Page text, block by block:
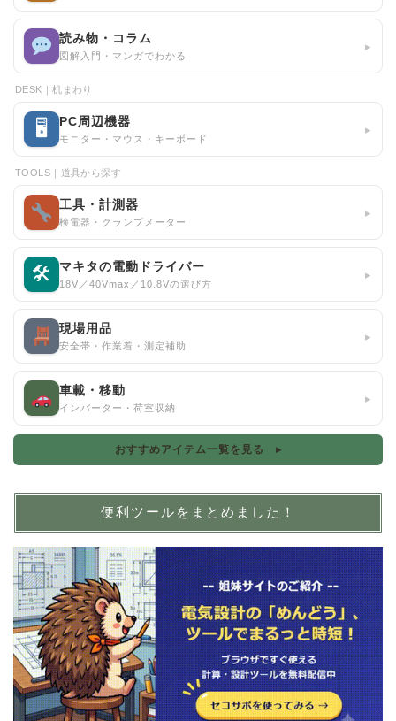
読み物・コラム
図解入門・マンガでわかる
▸
DESK｜机まわり
🖥 PC周辺機器
モニター・マウス・キーボード
▸
TOOLS｜道具から探す
工具・計測器
検電器・クランプメーター
▸
🛠 マキタの電動ドライバー
18V／40Vmax／10.8Vの選び方
▸
現場用品
安全帯・作業着・測定補助
▸
車載・移動
インバーター・荷室収納
▸
おすすめアイテム一覧を見る ▸
便利ツールをまとめました！